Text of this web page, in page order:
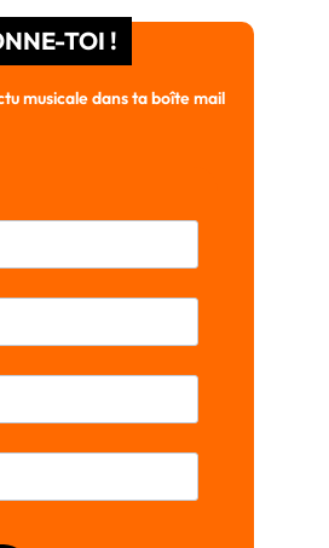
TOI !
musicale dans ta boîte mail